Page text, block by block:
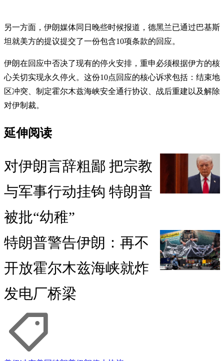
另一方面，伊朗媒体同日晚些时候报道，德黑兰已通过巴基斯
坦就美方的提议提交了一份包含10项条款的回应。
伊朗在回应中否决了现有的停火安排，重申必须根据伊方的核
心关切实现永久停火。这份10点回应的核心诉求包括：结束地
区冲突、制定霍尔木兹海峡安全通行协议、战后重建以及解除
对伊制裁。
延伸阅读
对伊朗言辞粗鄙 把宗教
与军事行动挂钩 特朗普
被批“幼稚”
特朗普警告伊朗：再不
开放霍尔木兹海峡就炸
发电厂桥梁